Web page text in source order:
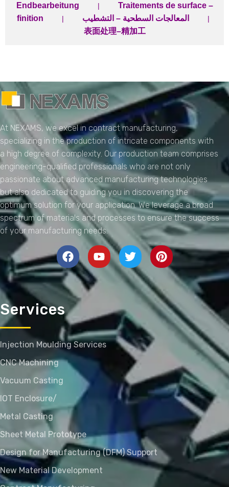
Endbearbeitung
|
Traitements de surface –
finition
| المعالجات السطحية – التشطيب |
表面处理–精加工
NEXAMS
At NEXAMS, we excel in contract manufacturing,
specializing in the production of intricate components with
a high degree of complexity. Our production team comprises
engineering-qualified professionals who are not only
passionate about advanced manufacturing technologies
but also dedicated to guiding you in discovering the
optimum solution for your application. We leverage a broad
spectrum of materials and processes to ensure the success
of your manufacturing needs.
Services
Injection Moulding Services
CNC Machining
Vacuum Casting
IOT Enclosure/
Metal Casting
Sheet Metal Prototype
Design for Manufacturing (DFM) Support
New Material Development